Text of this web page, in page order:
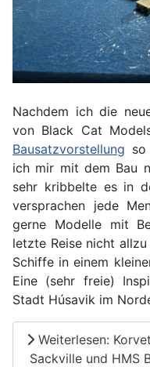
Nachdem ich die
von Black Cat
Bausatzvorstellung
ich mir mit dem Bau
sehr kribbelte es in
versprachen jede
gerne Modelle mit
letzte Reise nicht
Schiffe in einem
Eine (sehr freie)
Stadt Húsavik im
Weiterlesen:
Sackville und HMS